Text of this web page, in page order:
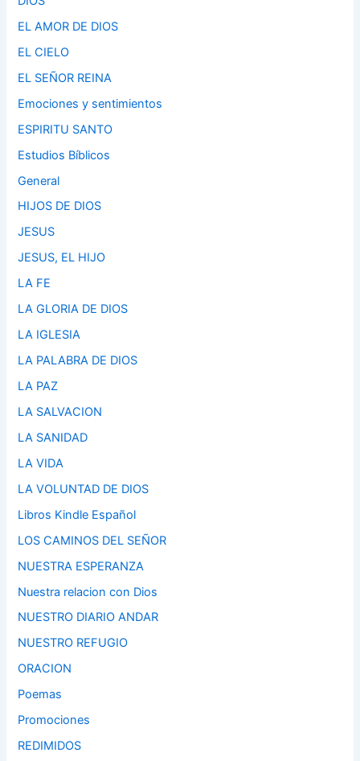
EL AMOR DE DIOS
EL CIELO
EL SEÑOR REINA
Emociones y sentimientos
ESPIRITU SANTO
Estudios Bíblicos
General
HIJOS DE DIOS
JESUS
JESUS, EL HIJO
LA FE
LA GLORIA DE DIOS
LA IGLESIA
LA PALABRA DE DIOS
LA PAZ
LA SALVACION
LA SANIDAD
LA VIDA
LA VOLUNTAD DE DIOS
Libros Kindle Español
LOS CAMINOS DEL SEÑOR
NUESTRA ESPERANZA
Nuestra relacion con Dios
NUESTRO DIARIO ANDAR
NUESTRO REFUGIO
ORACION
Poemas
Promociones
REDIMIDOS